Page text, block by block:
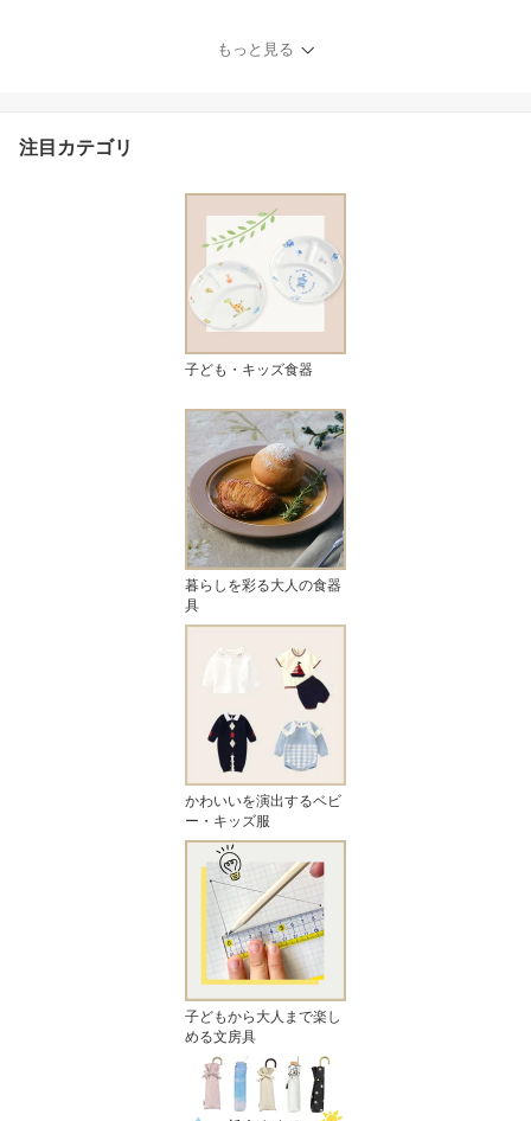
もっと見る
注目カテゴリ
子ども・キッズ食器
暮らしを彩る大人の食器
具
かわいいを演出するベビ
ー・キッズ服
子どもから大人まで楽し
める文房具